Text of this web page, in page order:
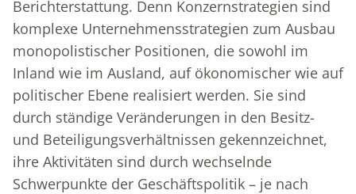
Berichterstattung. Denn Konzernstrategien sind
komplexe Unternehmensstrategien zum Ausbau
monopolistischer Positionen, die sowohl im
Inland wie im Ausland, auf ökonomischer wie auf
politischer Ebene realisiert werden. Sie sind
durch ständige Veränderungen in den Besitz-
und Beteiligungsverhältnissen gekennzeichnet,
ihre Aktivitäten sind durch wechselnde
Schwerpunkte der Geschäftspolitik – je nach